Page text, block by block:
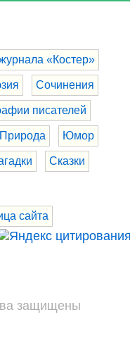
«Костер»
Сочинения
писателей
Природа Юмор
Сказки
сайта
защищены